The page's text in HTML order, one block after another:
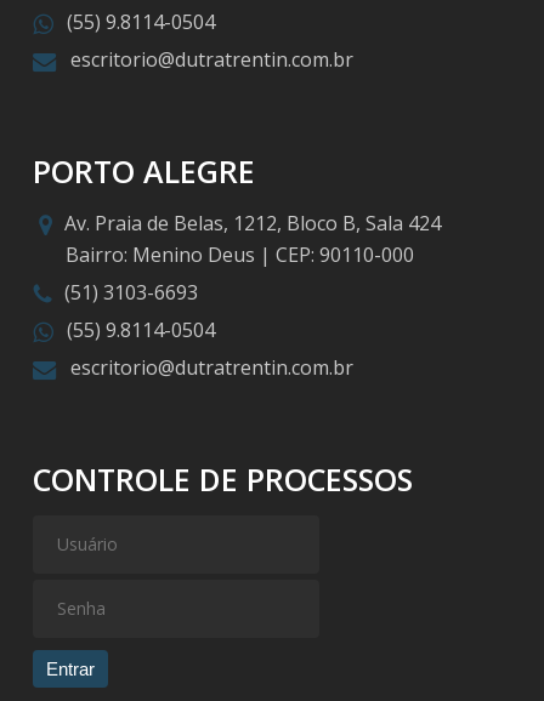
(55) 9.8114-0504
escritorio@dutratrentin.com.br
PORTO ALEGRE
Av. Praia de Belas, 1212, Bloco B, Sala 424
Bairro: Menino Deus | CEP: 90110-000
(51) 3103-6693
(55) 9.8114-0504
escritorio@dutratrentin.com.br
CONTROLE DE PROCESSOS
Entrar